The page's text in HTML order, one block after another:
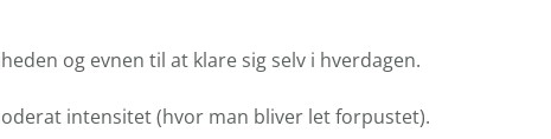
og evnen til at klare sig selv i hverdagen.
intensitet (hvor man bliver let forpustet).